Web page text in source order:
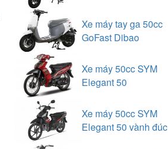
Xe máy tay ga 50cc
GoFast Dibao
Xe máy 50cc SYM
Elegant 50
Xe máy 50cc SYM
Elegant 50 vành đúc